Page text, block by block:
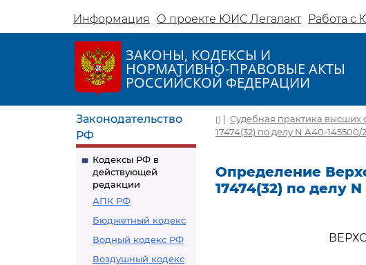
Информация О проекте ЮИС Легалакт Работа с
ЗАКОНЫ, КОДЕКСЫ И
НОРМАТИВНО-ПРАВОВЫЕ АКТЫ
РОССИЙСКОЙ ФЕДЕРАЦИИ
Законодательство
РФ
Кодексы РФ в
действующей
редакции
АПК РФ
Бюджетный кодекс
Водный кодекс РФ
Воздушный кодекс
| Судебная практика высших
17474(32) по делу N А40-145500/
Определение
17474(32) по делу